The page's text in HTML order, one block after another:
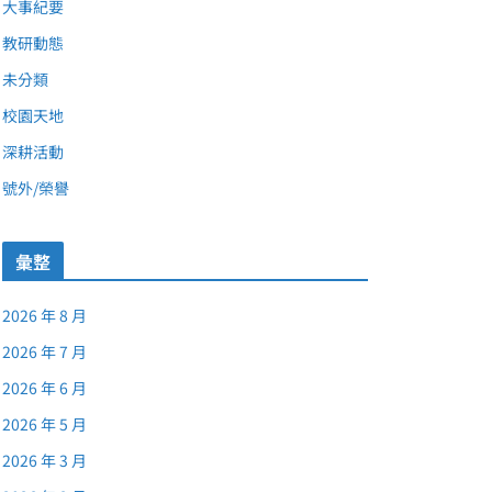
大事紀要
教研動態
未分類
校園天地
深耕活動
號外/榮譽
彙整
2026 年 8 月
2026 年 7 月
2026 年 6 月
2026 年 5 月
2026 年 3 月